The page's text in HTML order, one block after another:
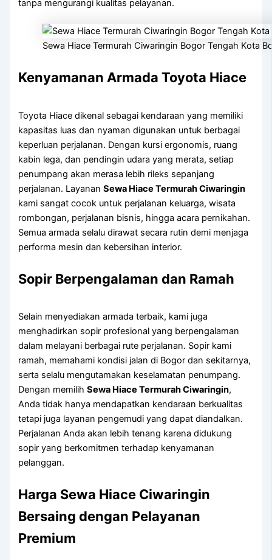
tanpa mengurangi kualitas pelayanan.
Sewa Hiace Termurah Ciwaringin Bogor Tengah Kota
Kenyamanan Armada Toyota Hiace
Toyota Hiace dikenal sebagai kendaraan yang memiliki
kapasitas luas dan nyaman digunakan untuk berbagai
keperluan perjalanan. Dengan kursi ergonomis, ruang
kabin lega, dan pendingin udara yang merata, setiap
penumpang akan merasa lebih rileks sepanjang
perjalanan. LayananSewa Hiace Termurah Ciwaringin
kami sangat cocok untuk perjalanan keluarga, wisata
rombongan, perjalanan bisnis, hingga acara pernikahan.
Semua armada selalu dirawat secara rutin demi menjaga
performa mesin dan kebersihan interior.
Sopir Berpengalaman dan Ramah
Selain menyediakan armada terbaik, kami juga
menghadirkan sopir profesional yang berpengalaman
dalam melayani berbagai rute perjalanan. Sopir kami
ramah, memahami kondisi jalan di Bogor dan sekitarnya,
serta selalu mengutamakan keselamatan penumpang.
Dengan memilihSewa Hiace Termurah Ciwaringin,
Anda tidak hanya mendapatkan kendaraan berkualitas
tetapi juga layanan pengemudi yang dapat diandalkan.
Perjalanan Anda akan lebih tenang karena didukung
sopir yang berkomitmen terhadap kenyamanan
pelanggan.
Harga Sewa Hiace Ciwaringin
Bersaing dengan Pelayanan
Premium